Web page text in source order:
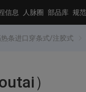
信息 人脉圈 部品库 规
条进口穿条式/注胶式
）